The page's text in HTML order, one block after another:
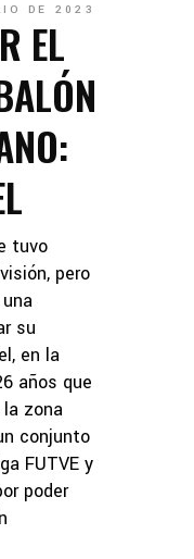
DE 2023
EL
tuvo
pero
su
en la
años que
zona
conjunto
FUTVE y
poder